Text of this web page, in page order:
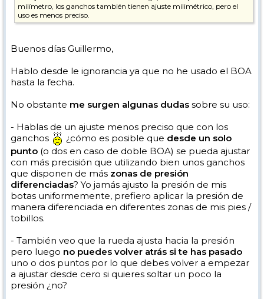
milímetro, los ganchos también tienen ajuste milimétrico, pero el
uso es menos preciso.
Buenos días Guillermo,
Hablo desde le ignorancia ya que no he usado el BOA
hasta la fecha.
No obstante me surgen algunas dudas sobre su uso:
- Hablas de un ajuste menos preciso que con los
ganchos
¿cómo es posible que desde un solo
punto (o dos en caso de doble BOA) se pueda ajustar
con más precisión que utilizando bien unos ganchos
que disponen de más zonas de presión
diferenciadas? Yo jamás ajusto la presión de mis
botas uniformemente, prefiero aplicar la presión de
manera diferenciada en diferentes zonas de mis pies /
tobillos.
- También veo que la rueda ajusta hacia la presión
pero luego no puedes volver atrás si te has pasado
uno o dos puntos por lo que debes volver a empezar
a ajustar desde cero si quieres soltar un poco la
presión ¿no?